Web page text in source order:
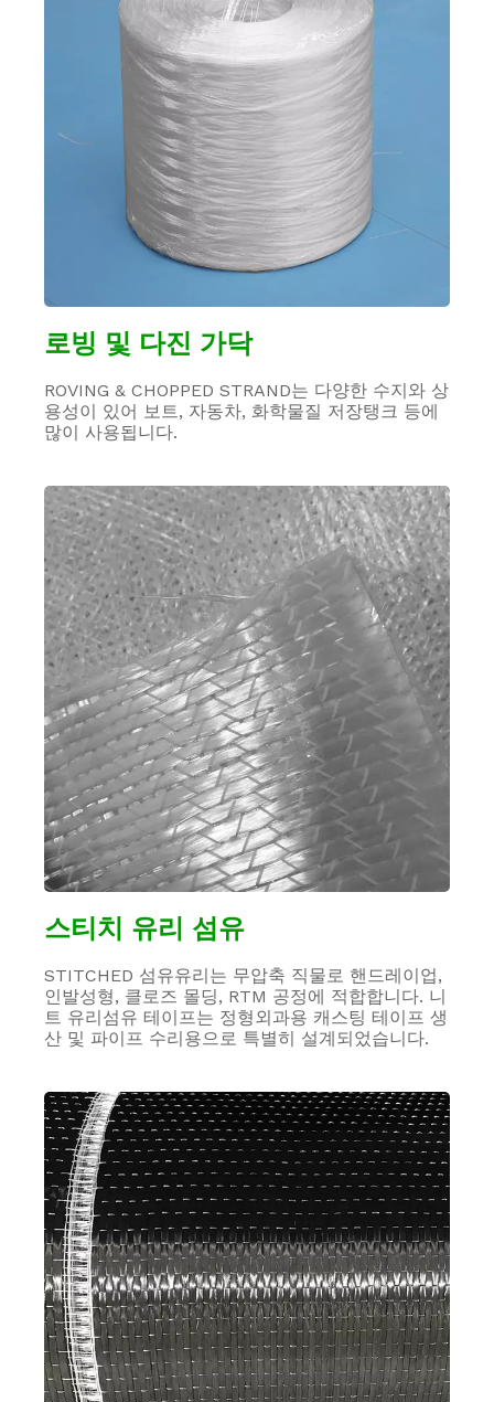
로빙 및 다진 가닥
ROVING & CHOPPED STRAND는 다양한 수지와 상
용성이 있어 보트, 자동차, 화학물질 저장탱크 등에
많이 사용됩니다.
스티치 유리 섬유
STITCHED 섬유유리는 무압축 직물로 핸드레이업,
인발성형, 클로즈 몰딩, RTM 공정에 적합합니다. 니
트 유리섬유 테이프는 정형외과용 캐스팅 테이프 생
산 및 파이프 수리용으로 특별히 설계되었습니다.